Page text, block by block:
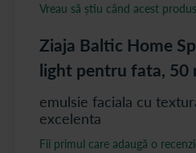
Ziaja Baltic Home
light pentru fata, 50
emulsie faciala cu
excelenta
Fii primul care adaugă o
Vreau să știu când acest